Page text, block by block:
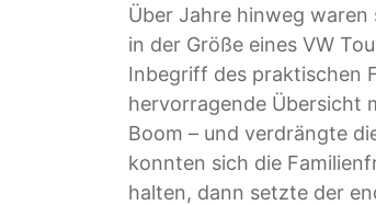
Über Jahre hinweg waren
in der Größe eines VW
Inbegriff des praktischen
hervorragende Übersicht
Boom – und verdrängte
konnten sich die
halten, dann setzte der